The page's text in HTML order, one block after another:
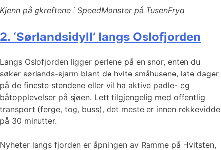
Kjenn på gkreftene i SpeedMonster på TusenFryd
2. ‘Sørlandsidyll’ langs Oslofjorden
Langs Oslofjorden ligger perlene på en snor, enten du
søker sørlands-sjarm blant de hvite småhusene, late dager
på de fineste stendene eller vil ha aktive padle- og
båtopplevelser på sjøen. Lett tilgjengelig med offentlig
transport (ferge, tog, buss), det meste er innen rekkevidde
på 30 minutter.
Nyheter langs fjorden er åpningen av Ramme på Hvitsten,